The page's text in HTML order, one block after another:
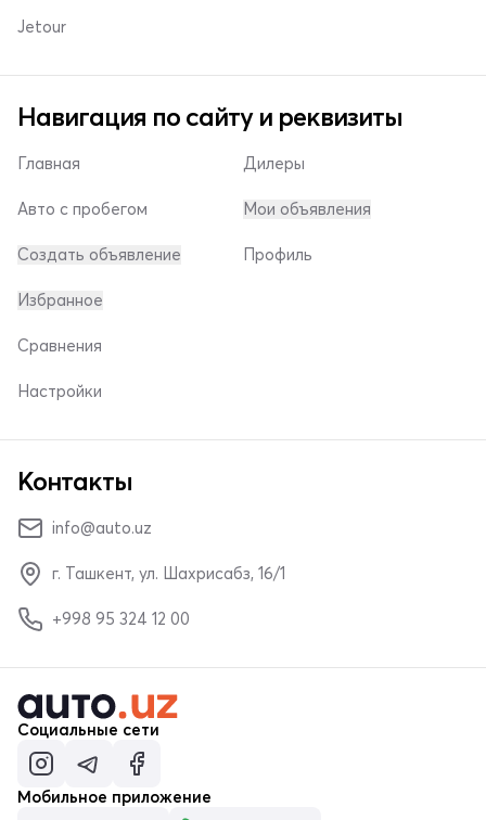
Jetour
Навигация по сайту и реквизиты
Главная
Авто с пробегом
Создать объявление
Дилеры
Мои объявления
Профиль
Избранное
Сравнения
Настройки
Контакты
info@auto.uz
г. Ташкент, ул. Шахрисабз, 16/1
+998 95 324 12 00
Социальные сети
Мобильное приложение